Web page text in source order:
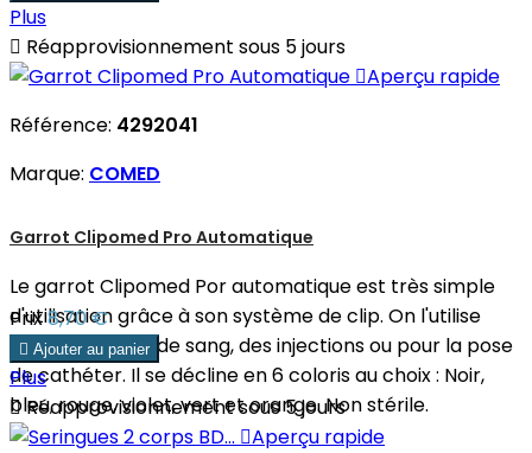
Plus
 Réapprovisionnement sous 5 jours
Aperçu rapide
Référence: 4292041
Marque: COMED
Garrot Clipomed Pro Automatique
Le garrot Clipomed Por automatique est très simple
d'utilisation grâce à son système de clip. On l'utilise
pour des prises de sang, des injections ou pour la pose
de cathéter. Il se décline en 6 coloris au choix : Noir,
bleu, rouge, violet, vert et orange. Non stérile.
Prix8,70 €
 Ajouter au panier
Plus
Réapprovisionnement sous 5 jours
Aperçu rapide